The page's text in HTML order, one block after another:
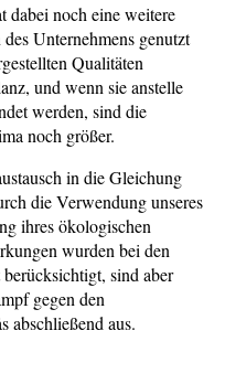
dabei noch eine weitere
Unternehmens genutzt
Qualitäten
und wenn sie anstelle
werden, sind die
noch größer.
in die Gleichung
die Verwendung unseres
ihres ökologischen
wurden bei den
sind aber
gegen den
abschließend aus.